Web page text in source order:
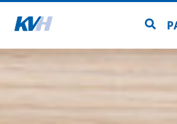
Zur Startseite Zur